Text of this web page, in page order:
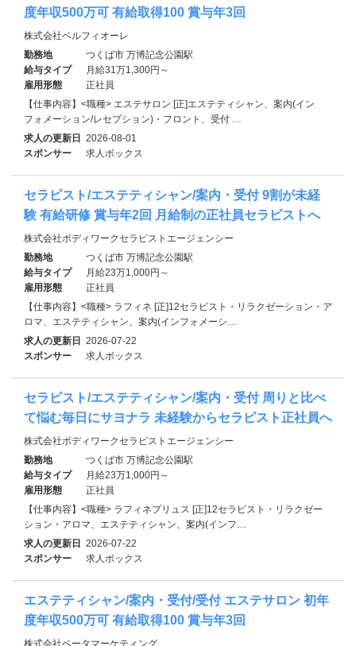
度年収500万可 有給取得100 賞与年3回
株式会社ベルフィオーレ
勤務地
つくば市 万博記念公園駅
給与タイプ
月給31万1,300円～
雇用形態
正社員
【仕事内容】<職種> エステサロン [正]エステティシャン、案内(イン
フォメーション/レセプション)・フロント、受付 …
求人の更新日 2026-08-01
スポンサー
求人ボックス
セラピスト/エステティシャン/案内・受付 9割が未経
験 有給研修 賞与年2回 月給制の正社員セラピストへ
株式会社ボディワークセラピストエージェンシー
勤務地
つくば市 万博記念公園駅
給与タイプ
月給23万1,000円～
雇用形態
正社員
【仕事内容】<職種> ラフィネ [正]12セラピスト・リラクゼーション・ア
ロマ、エステティシャン、案内(インフォメーシ…
求人の更新日 2026-07-22
スポンサー
求人ボックス
セラピスト/エステティシャン/案内・受付 周りと比べ
て悩む毎日にサヨナラ 未経験からセラピスト正社員へ
株式会社ボディワークセラピストエージェンシー
勤務地
つくば市 万博記念公園駅
給与タイプ
月給23万1,000円～
雇用形態
正社員
【仕事内容】<職種> ラフィネプリュス [正]12セラピスト・リラクゼー
ション・アロマ、エステティシャン、案内(インフ…
求人の更新日 2026-07-22
スポンサー
求人ボックス
エステティシャン/案内・受付/受付 エステサロン 初年
度年収500万可 有給取得100 賞与年3回
株式会社ベータマーケティング